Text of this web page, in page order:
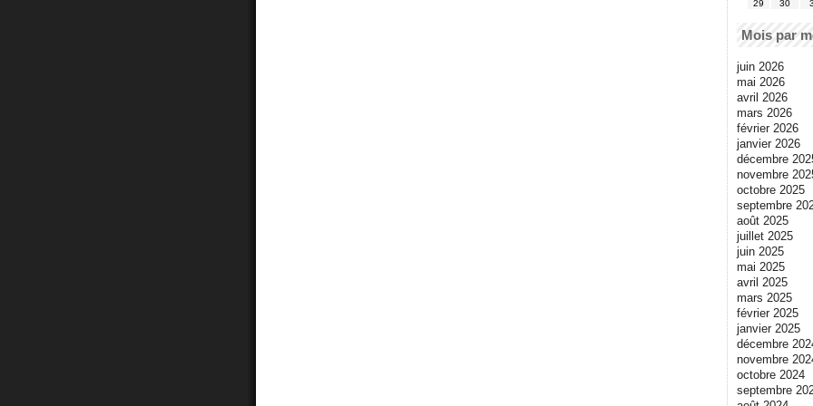
29
30
Mois par
juin 2026
mai 2026
avril 2026
mars 2026
février 2026
janvier 2026
décembre
novembre
octobre 2025
septembre
août 2025
juillet 2025
juin 2025
mai 2025
avril 2025
mars 2025
février 2025
janvier 2025
décembre
novembre
octobre 2024
septembre